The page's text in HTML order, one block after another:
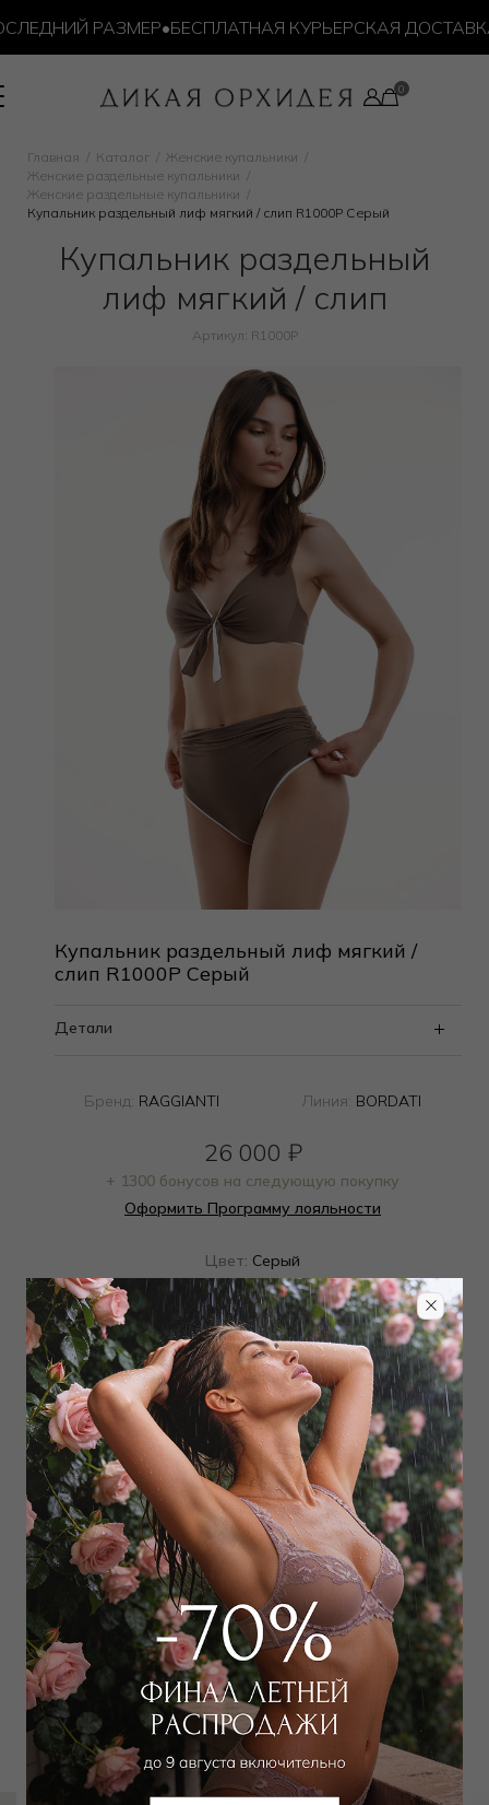
РАЗМЕР•БЕСПЛАТНАЯ КУРЬЕРСКАЯ ДОСТАВКА
Главная Каталог
Женские купальники
Женские раздельные купальники
Женские раздельные купальники
Купальник раздельный лиф мягкий / слип R1000P Серый
Купальник раздельный
лиф мягкий / слип
Артикул: R1000P
Купальник раздельный лиф мягкий /
слип R1000P Серый
Детали
Бренд: RAGGIANTI Линия: BORDATI
26 000 ₽
+ 1300 бонусов на следующую покупку
Оформить Программу лояльности
Цвет: Серый
Определить размер
Наличие в магазинах
Добавить в корзину
Добавить в избранное
Забронировать в магазине
Вам может подойти